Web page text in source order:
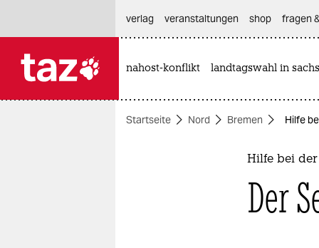
themen
verlag
veranstaltungen shop fragen
nahost-konflikt landtagswahl in
Startseite Nord Bremen Hilfe
Hilfe bei
Der